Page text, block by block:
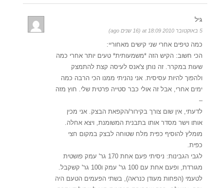
גיל
5 באוקטובר 2010 at 18:09 (16 שנים ago)
כמה טיפים אחרי שני קישים מאחוריי:
הכי חשוב: הקיש הזה *משמעותית* טעים יותר אחרי כמה
שעות במקרר. זה נותן צ'אנס לעיסה קצת להתמצק
ולהפוך להיות עסיסית. אני נהניתי ממנו הכי הרבה כמה
ימים אחרי, אבל זה אולי כבר סטייה פרטית שלי. חוץ מזה
–
לדעתי, אין שום צורך בקירור/הקפאת הבצק. אני מכין
אותו וישר מסדר אותו בתבנית המשומנת, ויצא אחלה.
מומלץ להוסיף כפית מלח שטוחה לבצק במקום חצי
כפית.
לגבי הגבינות: ניסיתי פעם אחת 170 גר' עמק פושטית
מגורדת, ופעם אחת עם 100 גר' עמק ו100 גר' קשקבל.
לטעמי (הפחות מעודן כנראה), בשתי הפעמים הטעם היה